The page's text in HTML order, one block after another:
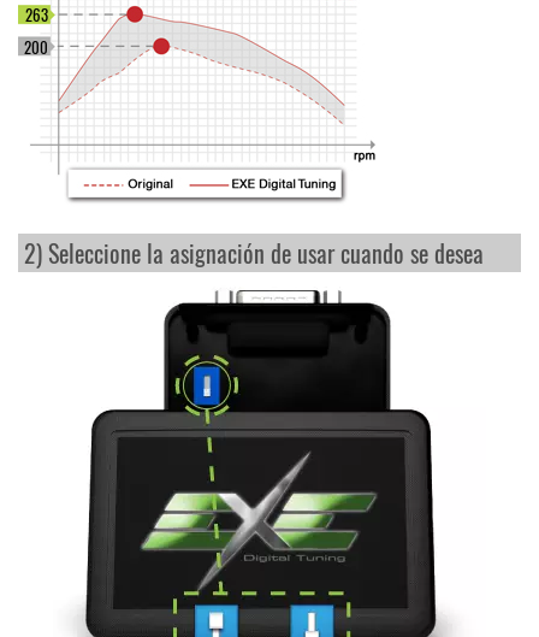
200
263
2) Seleccione la asignación de usar cuando se desea